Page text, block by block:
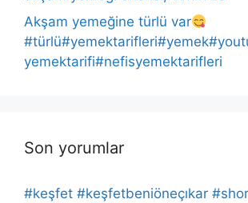
Akşam yemeğine türlü var
yemektarifi#nefisyemektarifleri
Son yorumlar
#keşfet #keşfetbeniöneçıkar